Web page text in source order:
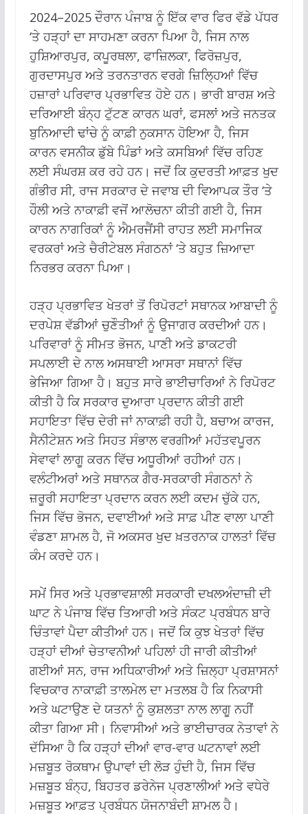
2024–2025 ਦੌਰਾਨ ਪੰਜਾਬ ਨੂੰ ਇੱਕ ਵਾਰ ਫਿਰ ਵੱਡੇ ਪੱਧਰ
‘ਤੇ ਹੜ੍ਹਾਂ ਦਾ ਸਾਹਮਣਾ ਕਰਨਾ ਪਿਆ ਹੈ, ਜਿਸ ਨਾਲ
ਹੁਸ਼ਿਆਰਪੁਰ, ਕਪੂਰਥਲਾ, ਫਾਜ਼ਿਲਕਾ, ਫਿਰੋਜ਼ਪੁਰ,
ਗੁਰਦਾਸਪੁਰ ਅਤੇ ਤਰਨਤਾਰਨ ਵਰਗੇ ਜ਼ਿਲ੍ਹਿਆਂ ਵਿੱਚ
ਹਜ਼ਾਰਾਂ ਪਰਿਵਾਰ ਪ੍ਰਭਾਵਿਤ ਹੋਏ ਹਨ। ਭਾਰੀ ਬਾਰਸ਼ ਅਤੇ
ਦਰਿਆਈ ਬੰਨ੍ਹ ਟੁੱਟਣ ਕਾਰਨ ਘਰਾਂ, ਫਸਲਾਂ ਅਤੇ ਜਨਤਕ
ਬੁਨਿਆਦੀ ਢਾਂਚੇ ਨੂੰ ਕਾਫ਼ੀ ਨੁਕਸਾਨ ਹੋਇਆ ਹੈ, ਜਿਸ
ਕਾਰਨ ਵਸਨੀਕ ਡੁੱਬੇ ਪਿੰਡਾਂ ਅਤੇ ਕਸਬਿਆਂ ਵਿੱਚ ਰਹਿਣ
ਲਈ ਸੰਘਰਸ਼ ਕਰ ਰਹੇ ਹਨ। ਜਦੋਂ ਕਿ ਕੁਦਰਤੀ ਆਫ਼ਤ ਖੁਦ
ਗੰਭੀਰ ਸੀ, ਰਾਜ ਸਰਕਾਰ ਦੇ ਜਵਾਬ ਦੀ ਵਿਆਪਕ ਤੌਰ ‘ਤੇ
ਹੌਲੀ ਅਤੇ ਨਾਕਾਫ਼ੀ ਵਜੋਂ ਆਲੋਚਨਾ ਕੀਤੀ ਗਈ ਹੈ, ਜਿਸ
ਕਾਰਨ ਨਾਗਰਿਕਾਂ ਨੂੰ ਐਮਰਜੈਂਸੀ ਰਾਹਤ ਲਈ ਸਮਾਜਿਕ
ਵਰਕਰਾਂ ਅਤੇ ਚੈਰੀਟੇਬਲ ਸੰਗਠਨਾਂ ‘ਤੇ ਬਹੁਤ ਜ਼ਿਆਦਾ
ਨਿਰਭਰ ਕਰਨਾ ਪਿਆ।
ਹੜ੍ਹ ਪ੍ਰਭਾਵਿਤ ਖੇਤਰਾਂ ਤੋਂ ਰਿਪੋਰਟਾਂ ਸਥਾਨਕ ਆਬਾਦੀ ਨੂੰ
ਦਰਪੇਸ਼ ਵੱਡੀਆਂ ਚੁਣੌਤੀਆਂ ਨੂੰ ਉਜਾਗਰ ਕਰਦੀਆਂ ਹਨ।
ਪਰਿਵਾਰਾਂ ਨੂੰ ਸੀਮਤ ਭੋਜਨ, ਪਾਣੀ ਅਤੇ ਡਾਕਟਰੀ
ਸਪਲਾਈ ਦੇ ਨਾਲ ਅਸਥਾਈ ਆਸਰਾ ਸਥਾਨਾਂ ਵਿੱਚ
ਭੇਜਿਆ ਗਿਆ ਹੈ। ਬਹੁਤ ਸਾਰੇ ਭਾਈਚਾਰਿਆਂ ਨੇ ਰਿਪੋਰਟ
ਕੀਤੀ ਹੈ ਕਿ ਸਰਕਾਰ ਦੁਆਰਾ ਪ੍ਰਦਾਨ ਕੀਤੀ ਗਈ
ਸਹਾਇਤਾ ਵਿੱਚ ਦੇਰੀ ਜਾਂ ਨਾਕਾਫ਼ੀ ਰਹੀ ਹੈ, ਬਚਾਅ ਕਾਰਜ,
ਸੈਨੀਟੇਸ਼ਨ ਅਤੇ ਸਿਹਤ ਸੰਭਾਲ ਵਰਗੀਆਂ ਮਹੱਤਵਪੂਰਨ
ਸੇਵਾਵਾਂ ਲਾਗੂ ਕਰਨ ਵਿੱਚ ਅਧੂਰੀਆਂ ਰਹੀਆਂ ਹਨ।
ਵਲੰਟੀਅਰਾਂ ਅਤੇ ਸਥਾਨਕ ਗੈਰ-ਸਰਕਾਰੀ ਸੰਗਠਨਾਂ ਨੇ
ਜ਼ਰੂਰੀ ਸਹਾਇਤਾ ਪ੍ਰਦਾਨ ਕਰਨ ਲਈ ਕਦਮ ਚੁੱਕੇ ਹਨ,
ਜਿਸ ਵਿੱਚ ਭੋਜਨ, ਦਵਾਈਆਂ ਅਤੇ ਸਾਫ਼ ਪੀਣ ਵਾਲਾ ਪਾਣੀ
ਵੰਡਣਾ ਸ਼ਾਮਲ ਹੈ, ਜੋ ਅਕਸਰ ਖੁਦ ਖ਼ਤਰਨਾਕ ਹਾਲਤਾਂ ਵਿੱਚ
ਕੰਮ ਕਰਦੇ ਹਨ।
ਸਮੇਂ ਸਿਰ ਅਤੇ ਪ੍ਰਭਾਵਸ਼ਾਲੀ ਸਰਕਾਰੀ ਦਖਲਅੰਦਾਜ਼ੀ ਦੀ
ਘਾਟ ਨੇ ਪੰਜਾਬ ਵਿੱਚ ਤਿਆਰੀ ਅਤੇ ਸੰਕਟ ਪ੍ਰਬੰਧਨ ਬਾਰੇ
ਚਿੰਤਾਵਾਂ ਪੈਦਾ ਕੀਤੀਆਂ ਹਨ। ਜਦੋਂ ਕਿ ਕੁਝ ਖੇਤਰਾਂ ਵਿੱਚ
ਹੜ੍ਹਾਂ ਦੀਆਂ ਚੇਤਾਵਨੀਆਂ ਪਹਿਲਾਂ ਹੀ ਜਾਰੀ ਕੀਤੀਆਂ
ਗਈਆਂ ਸਨ, ਰਾਜ ਅਧਿਕਾਰੀਆਂ ਅਤੇ ਜ਼ਿਲ੍ਹਾ ਪ੍ਰਸ਼ਾਸਨਾਂ
ਵਿਚਕਾਰ ਨਾਕਾਫ਼ੀ ਤਾਲਮੇਲ ਦਾ ਮਤਲਬ ਹੈ ਕਿ ਨਿਕਾਸੀ
ਅਤੇ ਘਟਾਉਣ ਦੇ ਯਤਨਾਂ ਨੂੰ ਕੁਸ਼ਲਤਾ ਨਾਲ ਲਾਗੂ ਨਹੀਂ
ਕੀਤਾ ਗਿਆ ਸੀ। ਨਿਵਾਸੀਆਂ ਅਤੇ ਭਾਈਚਾਰਕ ਨੇਤਾਵਾਂ ਨੇ
ਦੱਸਿਆ ਹੈ ਕਿ ਹੜ੍ਹਾਂ ਦੀਆਂ ਵਾਰ-ਵਾਰ ਘਟਨਾਵਾਂ ਲਈ
ਮਜ਼ਬੂਤ ਰੋਕਥਾਮ ਉਪਾਵਾਂ ਦੀ ਲੋੜ ਹੁੰਦੀ ਹੈ, ਜਿਸ ਵਿੱਚ
ਮਜ਼ਬੂਤ ਬੰਨ੍ਹ, ਬਿਹਤਰ ਡਰੇਨੇਜ ਪ੍ਰਣਾਲੀਆਂ ਅਤੇ ਵਧੇਰੇ
ਮਜ਼ਬੂਤ ਆਫ਼ਤ ਪ੍ਰਬੰਧਨ ਯੋਜਨਾਬੰਦੀ ਸ਼ਾਮਲ ਹੈ।